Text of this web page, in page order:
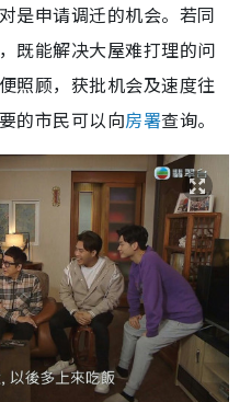
是申请调迁的机会。若同
能解决大屋难打理的问
照顾，获批机会及速度往
的市民可以向房署查询。